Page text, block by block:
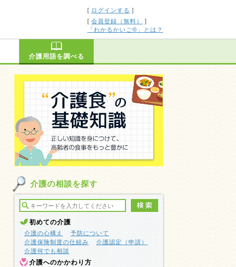
[ ログインする ]
[ 会員登録（無料）
]
「わかるかいご®」とは？
介護用語を調べる
介護の相談を探す
初めての介護
介護の心構え
予防について
介護保険制度の仕組み
介護認定（申請）
介護何でも相談
介護へのかかわり方